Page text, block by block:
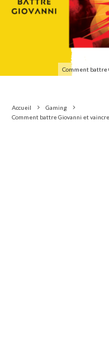
Comment battre
Accueil
Gaming
Comment battre Giovanni et